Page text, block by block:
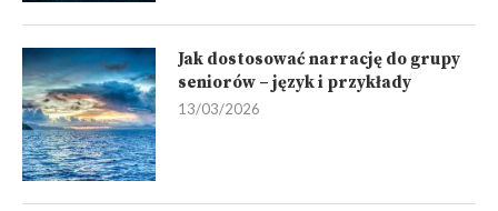
Jak dostosować narrację do grupy
seniorów – język i przykłady
13/03/2026